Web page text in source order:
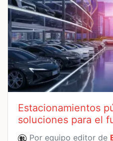
Estacionamientos
soluciones para el
Por equipo editor de